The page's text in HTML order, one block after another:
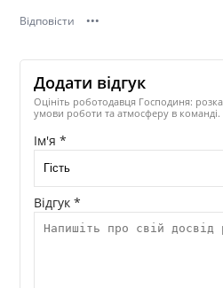
Відповісти •••
Додати відгук
Оцініть роботодавця Господиня:
умови роботи та атмосферу в команді.
Ім'я *
Відгук *